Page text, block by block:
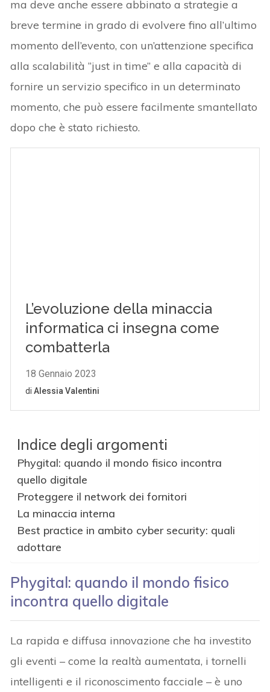
ma deve anche essere abbinato a strategie a
breve termine in grado di evolvere fino all’ultimo
momento dell’evento, con un’attenzione specifica
alla scalabilità “just in time” e alla capacità di
fornire un servizio specifico in un determinato
momento, che può essere facilmente smantellato
dopo che è stato richiesto.
Indice degli argomenti
Phygital: quando il mondo fisico incontra
quello digitale
Proteggere il network dei fornitori
La minaccia interna
Best practice in ambito cyber security: quali
adottare
Phygital: quando il mondo fisico
incontra quello digitale
La rapida e diffusa innovazione che ha investito
gli eventi – come la realtà aumentata, i tornelli
intelligenti e il riconoscimento facciale – è uno